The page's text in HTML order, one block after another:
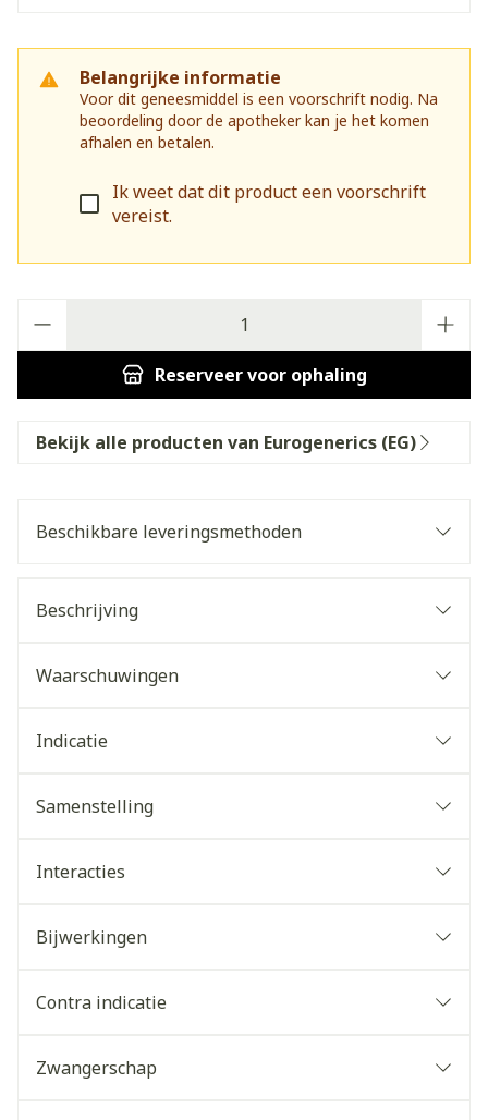
Belangrijke informatie
Voor dit geneesmiddel is een voorschrift nodig. Na
beoordeling door de apotheker kan je het komen
afhalen en betalen.
Ik weet dat dit product een voorschrift
vereist.
Reserveervoor ophaling
Bekijk alle producten van Eurogenerics (EG)
Beschikbare leveringsmethoden
Beschrijving
Waarschuwingen
Indicatie
Samenstelling
Interacties
Bijwerkingen
Contra indicatie
Zwangerschap